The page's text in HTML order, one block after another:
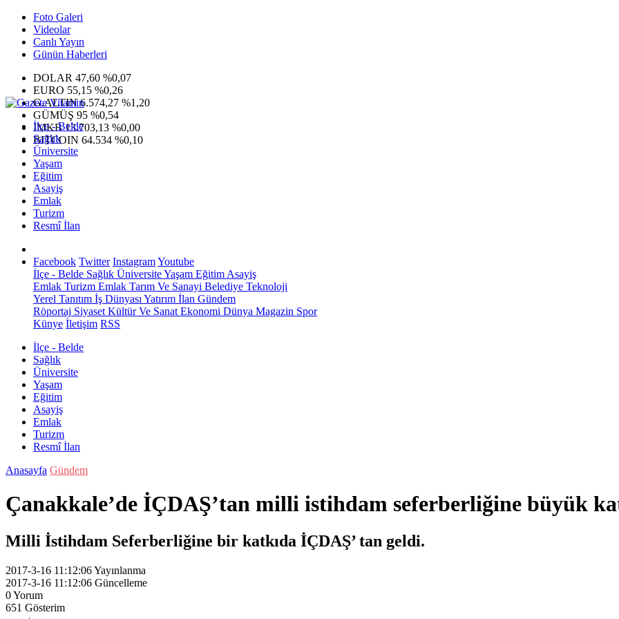
Foto Galeri
Videolar
Canlı Yayın
Günün Haberleri
DOLAR 47,60 %0,07
EURO 55,15 %0,26
G.ALTIN6.574,27 %1,20
GÜMÜŞ 95 %0,54
IMKB13.703,13 %0,00
BITCOIN 64.534 %0,10
İlçe - Belde
Sağlık
Üniversite
Yaşam
Eğitim
Asayiş
Emlak
Turizm
Resmî İlan
Facebook Twitter InstagramYoutube
İlçe - Belde Sağlık ÜniversiteYaşam Eğitim Asayiş
Emlak Turizm Emlak Tarım Ve Sanayi Belediye Teknoloji
Yerel Tanıtım İş Dünyası Yatırım İlan Gündem
Röportaj Siyaset Kültür Ve Sanat Ekonomi Dünya Magazin Spor
Künye İletişim RSS
İlçe - Belde
Sağlık
Üniversite
Yaşam
Eğitim
Asayiş
Emlak
Turizm
Resmî İlan
Anasayfa Gündem
Çanakkale’de İÇDAŞ’tan milli istihdam seferberliğine büyük
Milli İstihdam Seferberliğine bir katkıda İÇDAŞ’ tan geldi.
2017-3-16 11:12:06Yayınlanma
2017-3-16 11:12:06 Güncelleme
0Yorum
651 Gösterim